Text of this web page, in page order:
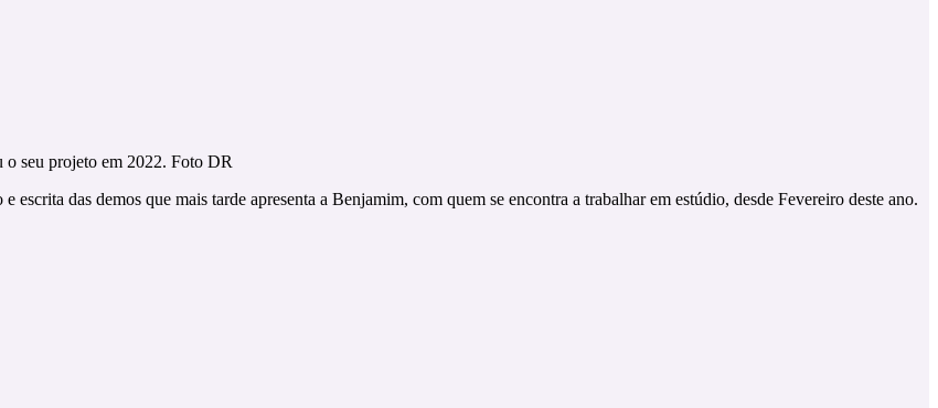
seu projeto em 2022. Foto DR
das demos que mais tarde apresenta a Benjamim, com quem se encontra a trabalhar em estúdio, desde Fevereiro deste ano.